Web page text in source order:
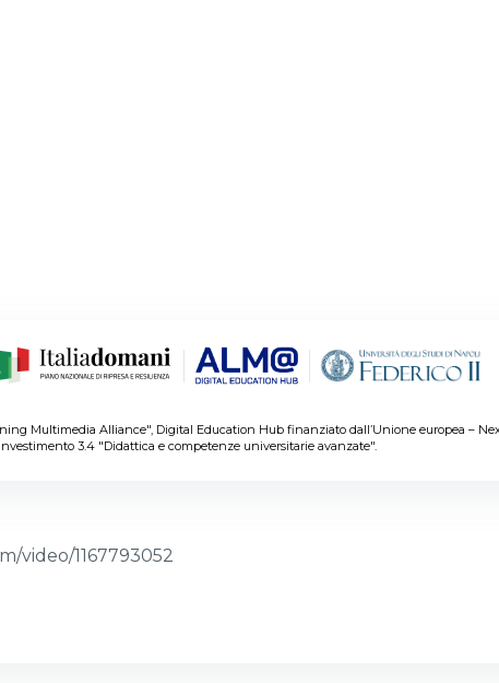
Multimedia Alliance", Digital Education Hub finanziato dall’Unione europea –
3.4 "Didattica e competenze universitarie avanzate".
video/1167793052